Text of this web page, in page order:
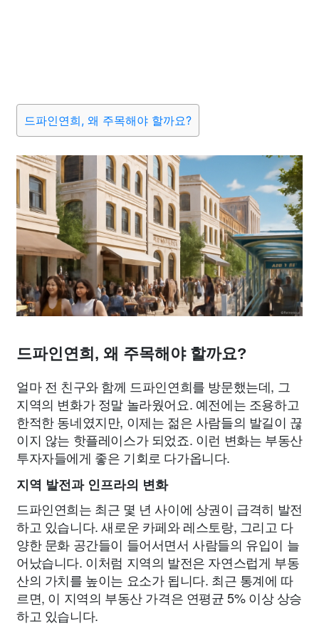
드파인연희, 왜 주목해야 할까요?
드파인연희, 왜 주목해야 할까요?
얼마 전 친구와 함께 드파인연희를 방문했는데, 그
지역의 변화가 정말 놀라웠어요. 예전에는 조용하고
한적한 동네였지만, 이제는 젊은 사람들의 발길이 끊
이지 않는 핫플레이스가 되었죠. 이런 변화는 부동산
투자자들에게 좋은 기회로 다가옵니다.
지역 발전과 인프라의 변화
드파인연희는 최근 몇 년 사이에 상권이 급격히 발전
하고 있습니다. 새로운 카페와 레스토랑, 그리고 다
양한 문화 공간들이 들어서면서 사람들의 유입이 늘
어났습니다. 이처럼 지역의 발전은 자연스럽게 부동
산의 가치를 높이는 요소가 됩니다. 최근 통계에 따
르면, 이 지역의 부동산 가격은 연평균 5% 이상 상승
하고 있습니다.